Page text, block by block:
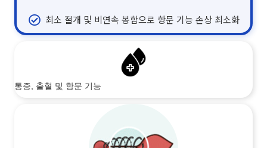
최소 절개 및 비연속 봉합으로 항문 기능 손상 최소화
통증, 출혈 및 항문 기능